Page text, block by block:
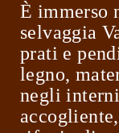
È immerso
selvaggia
prati e
legno,
negli